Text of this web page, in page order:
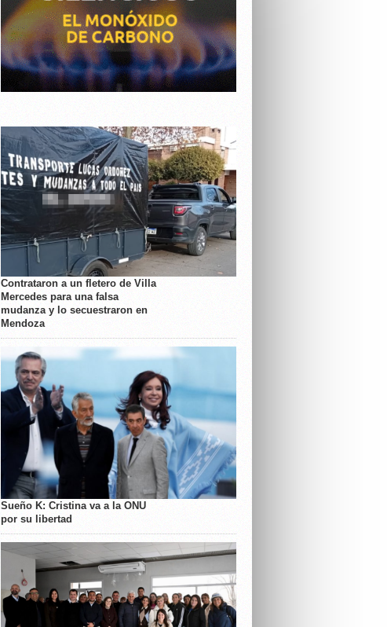
Contrataron a un fletero de Villa
Mercedes para una falsa
mudanza y lo secuestraron en
Mendoza
Sueño K: Cristina va a la ONU
por su libertad